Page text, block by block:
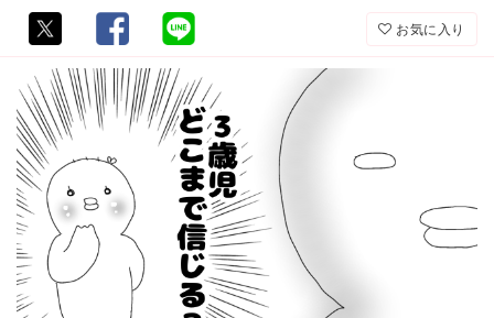
お気に入り